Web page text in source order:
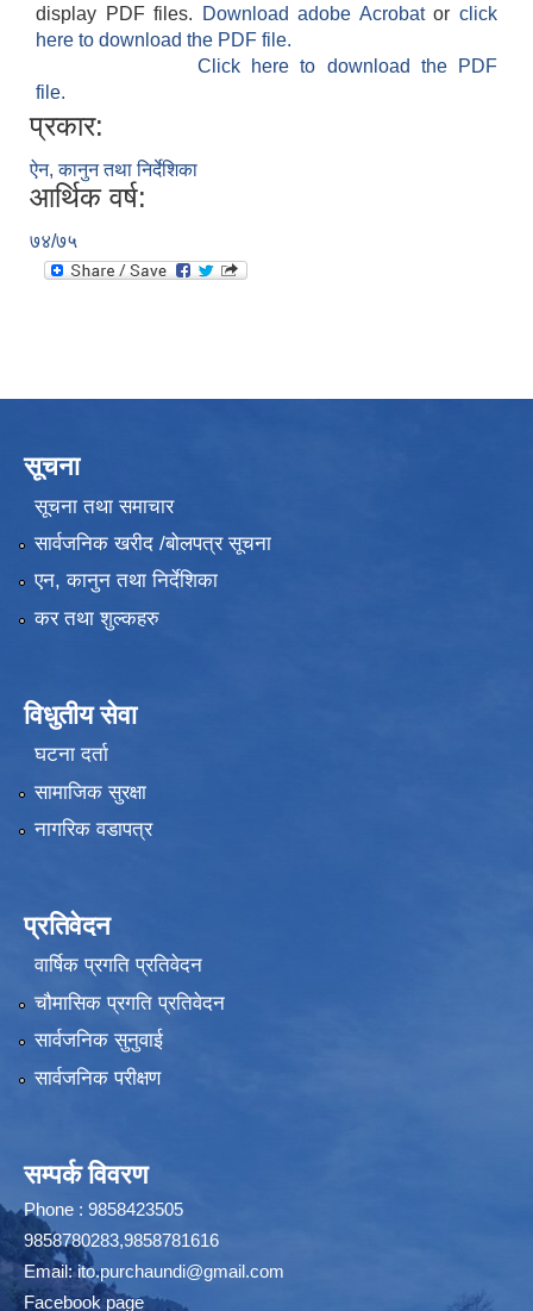
display PDF files.
Download adobe Acrobatorclick
here to download the PDF file.
Click here to download the PDF
file.
प्रकार:
ऐन, कानुन तथा निर्देशिका
आर्थिक वर्ष:
७४/७५
सूचना
सूचना तथा समाचार
सार्वजनिक खरीद /बोलपत्र सूचना
एन, कानुन तथा निर्देशिका
कर तथा शुल्कहरु
विधुतीय सेवा
घटना दर्ता
सामाजिक सुरक्षा
नागरिक वडापत्र
प्रतिवेदन
वार्षिक प्रगति प्रतिवेदन
चौमासिक प्रगति प्रतिवेदन
सार्वजनिक सुनुवाई
सार्वजनिक परीक्षण
सम्पर्क विवरण
Phone : 9858423505
9858780283,9858781616
Email:ito.purchaundi@gmail.com
Facebook page